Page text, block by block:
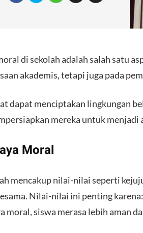
di sekolah adalah salah satu
akademis, tetapi juga pada
dapat menciptakan lingkungan
mereka untuk
Moral
mencakup nilai-nilai seperti
Nilai-nilai ini penting
moral, siswa merasa lebih aman